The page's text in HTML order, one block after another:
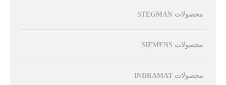
محصولات STEGMAN
محصولات SIEMENS
محصولات INDRAMAT